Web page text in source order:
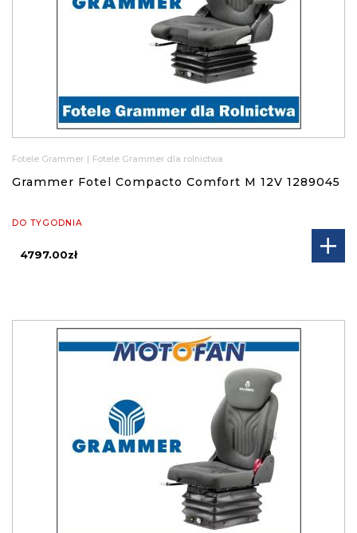
Fotele Grammer | Fotele Grammer dla rolnictwa
Grammer Fotel Compacto Comfort M 12V 1289045
DO TYGODNIA
4797.00zł